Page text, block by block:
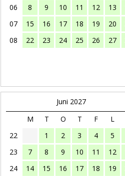
06
8 9 10 11 12 13
07
15 16 17 18 19 20
08
22 23 24 25 26 27
Juni 2027
M
T O T F L
22
1 2 3 4 5
23
7 8 9 10 11 12
24
14 15 16 17 18 19